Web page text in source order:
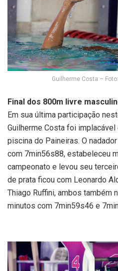
Guilherme Costa –
Final dos 800m livre
Em sua última participação
Guilherme Costa foi
piscina do Paineiras. O
com 7min56s88, estabeleceu
campeonato e levou seu
de prata ficou com Leonardo
Thiago Ruffini, ambos também
minutos com 7min59s46 e